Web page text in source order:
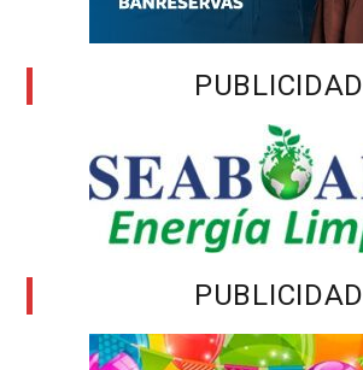
PUBLICIDAD
PUBLICIDAD